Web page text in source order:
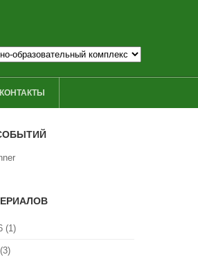
КОНТАКТЫ
(1)